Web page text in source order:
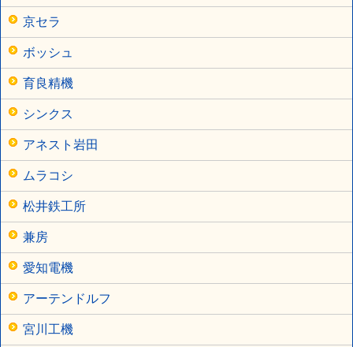
京セラ
ボッシュ
育良精機
シンクス
アネスト岩田
ムラコシ
松井鉄工所
兼房
愛知電機
アーテンドルフ
宮川工機